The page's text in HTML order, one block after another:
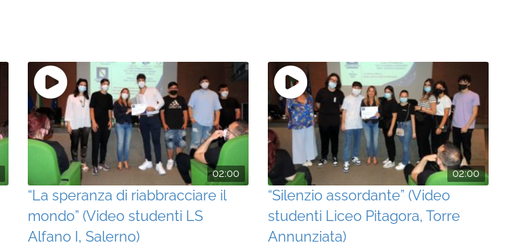
02:00
“La speranza di riabbracciare il
mondo” (Video studenti LS
Alfano I, Salerno)
02:00
“Silenzio assordante” (Video
studenti Liceo Pitagora, Torre
Annunziata)